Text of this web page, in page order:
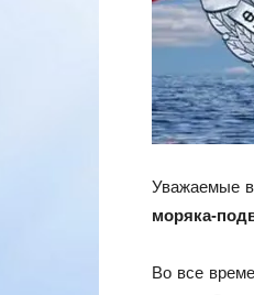
Уважаемые
моряка-
Во все